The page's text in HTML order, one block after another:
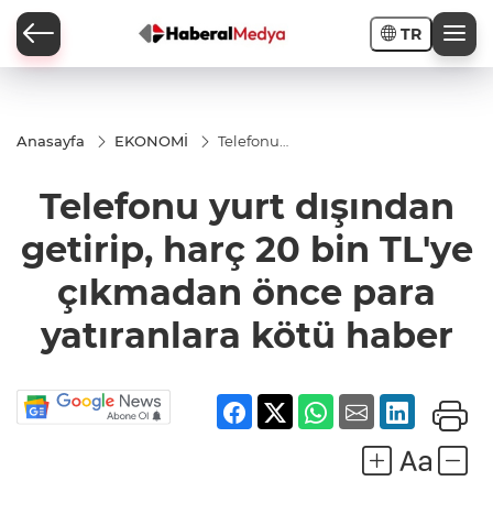
TR
Anasayfa EKONOMİ
Telefonu
harç 20
bin TL'ye
çıkmadan
önce para
yatıranlara
kötü
Telefonu yurt dışından
getirip, harç 20 bin TL'ye
çıkmadan önce para
yatıranlara kötü haber